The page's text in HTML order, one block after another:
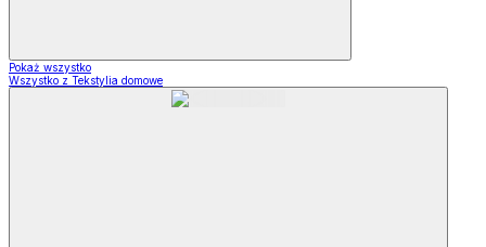
Pokaż wszystko
Wszystko z Tekstylia domowe